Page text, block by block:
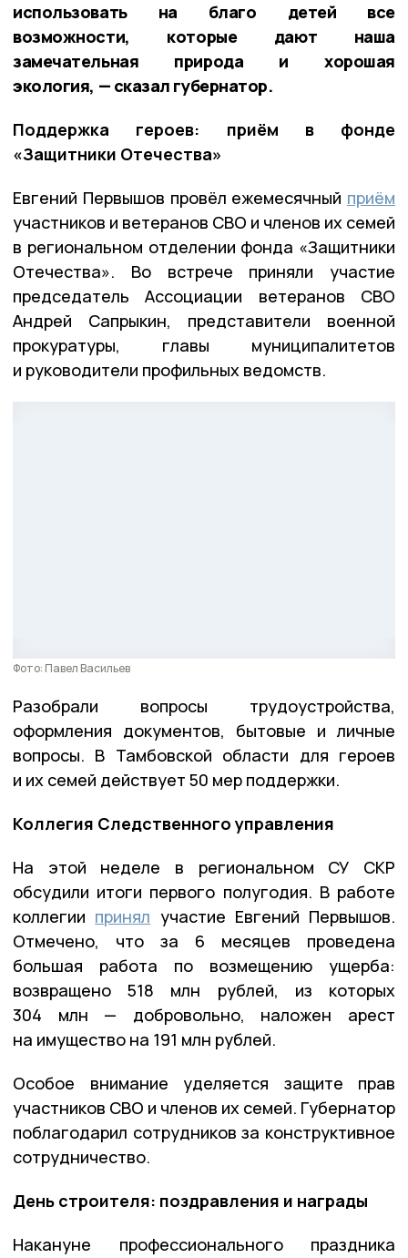
использовать на благо детей все
возможности, которые дают наша
замечательная природа и хорошая
экология, — сказал губернатор.
Поддержка героев: приём в фонде
«Защитники Отечества»
Евгений Первышов провёл ежемесячный приём
участников и ветеранов СВО и членов их семей
в региональном отделении фонда «Защитники
Отечества». Во встрече приняли участие
председатель Ассоциации ветеранов СВО
Андрей Сапрыкин, представители военной
прокуратуры, главы муниципалитетов
и руководители профильных ведомств.
Фото: Павел Васильев
Разобрали вопросы трудоустройства,
оформления документов, бытовые и личные
вопросы. В Тамбовской области для героев
и их семей действует 50 мер поддержки.
Коллегия Следственного управления
На этой неделе в региональном СУ СКР
обсудили итоги первого полугодия. В работе
коллегии принял участие Евгений Первышов.
Отмечено, что за 6 месяцев проведена
большая работа по возмещению ущерба:
возвращено 518 млн рублей, из которых
304 млн — добровольно, наложен арест
на имущество на 191 млн рублей.
Особое внимание уделяется защите прав
участников СВО и членов их семей. Губернатор
поблагодарил сотрудников за конструктивное
сотрудничество.
День строителя: поздравления и награды
Накануне профессионального праздника